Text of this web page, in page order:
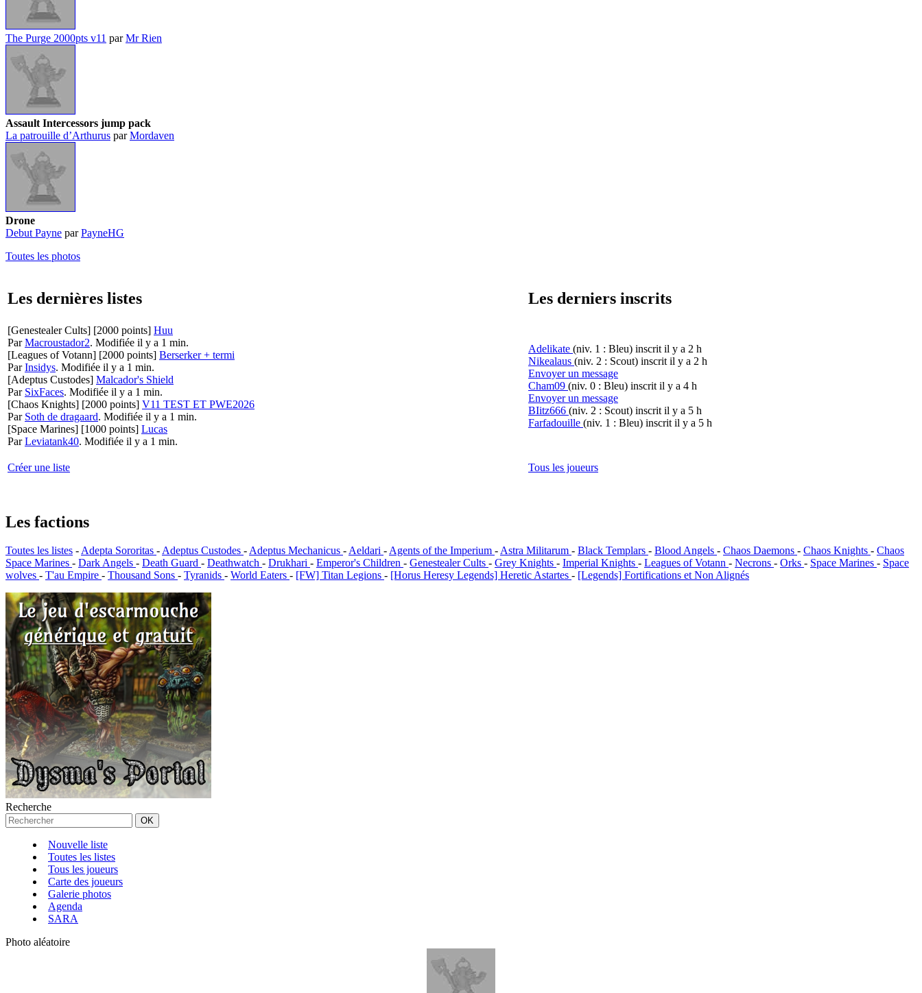
The Purge 2000pts v11 parMr Rien
Assault Intercessors jump pack
La patrouille d’Arthurus parMordaven
Drone
Debut Payne parPayneHG
Toutes les photos
Les dernières listes Les derniers inscrits
[Genestealer Cults] [2000 points] Huu
ParMacroustador2. Modifiée il y a 1 min.
[Leagues of Votann] [2000 points] Berserker + termi
ParInsidys. Modifiée il y a 1 min.
[Adeptus Custodes] Malcador's Shield
Par SixFaces. Modifiée il y a 1 min.
[Chaos Knights] [2000 points] V11 TEST ET PWE2026
Par Soth de dragaard. Modifiée il y a 1 min.
[Space Marines] [1000 points] Lucas
ParLeviatank40. Modifiée il y a 1 min.
Adelikate (niv. 1 : Bleu) inscrit il y a 2 h
Nikealaus (niv. 2 : Scout) inscrit il y a 2 h
Envoyer un message
Cham09 (niv. 0 : Bleu) inscrit il y a 4 h
Envoyer un message
BIitz666 (niv. 2 : Scout) inscrit il y a 5 h
Farfadouille (niv. 1 : Bleu) inscrit il y a 5 h
Créer une liste Tous les joueurs
Les factions
Toutes les listes -Adepta Sororitas -Adeptus Custodes -Adeptus Mechanicus -Aeldari -Agents of the Imperium -Astra Militarum - Black Templars - Blood Angels - Chaos Daemons - Chaos Knights - Chaos
Space Marines - Dark Angels - Death Guard - Deathwatch - Drukhari - Emperor's Children - Genestealer Cults - Grey Knights - Imperial Knights - Leagues of Votann - Necrons - Orks - Space Marines - Space
wolves - T'au Empire - Thousand Sons - Tyranids - World Eaters - [FW] Titan Legions - [Horus Heresy Legends] Heretic Astartes - [Legends] Fortifications et Non Alignés
Recherche
Nouvelle liste
Toutes les listes
Tous les joueurs
Carte des joueurs
Galerie photos
Agenda
SARA
Photo aléatoire